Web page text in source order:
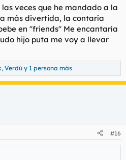
veces que he mandado a la
más divertida, la contaría
en "friends" Me encantaría
hijo puta me voy a llevar
, Verdú y 1 persona más
#16